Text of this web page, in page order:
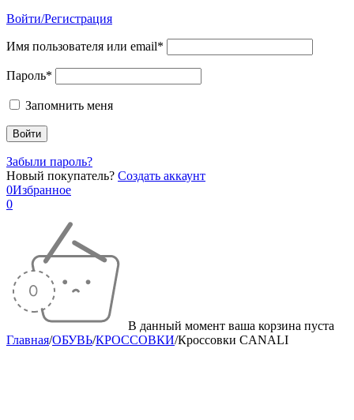
Войти/Регистрация
Имя пользователя или email*
Пароль*
Запомнить меня
Забыли пароль?
Новый покупатель? Создать аккаунт
0Избранное
0
В данный момент ваша корзина пуста
Главная/ОБУВЬ/КРОССОВКИ/Кроссовки CANALI